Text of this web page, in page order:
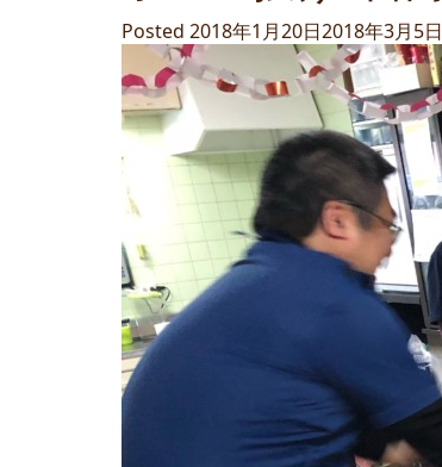
Posted 2018年1月20日2018年3月5日